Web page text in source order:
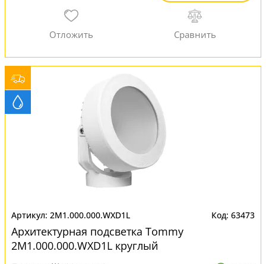
2M1.000.000.WXD1L 63473
Архитектурная подсветка Tommy
2M1.000.000.WXD1L круглый